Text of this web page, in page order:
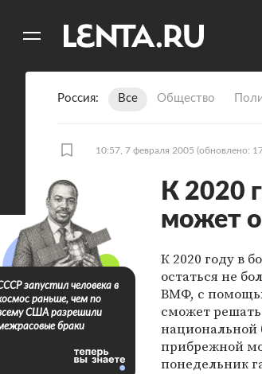
Россия Все Общество
10:57, 7 февраля 2005 (обновлено:
К 2020
может
К 2020 году в
остаться не
ВМФ, с
сможет
национальной
прибрежной
понедельник
запустил человека в
раньше, чем по
США разрешили
браки